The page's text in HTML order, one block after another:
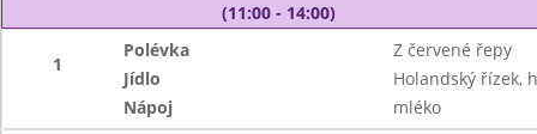
(11:00 - 14:00)
1
Polévka
Z červené řepy
Jídlo
Holandský řízek,
Nápoj
mléko